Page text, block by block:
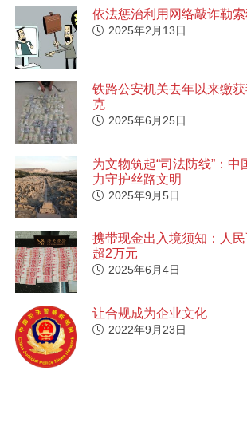
依法惩治利用网络敲诈勒
2025年2月13日
铁路公安机关去年以来缴
克
2025年6月25日
为文物筑起“司法防线”：中
力守护丝路文明
2025年9月5日
携带现金出入境须知：人
超2万元
2025年6月4日
让合规成为企业文化
2022年9月23日